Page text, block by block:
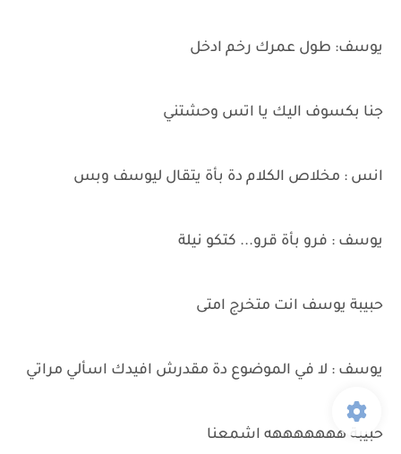
يوسف: طول عمرك رخم ادخل
جنا بكسوف اليك يا اتس وحشتني
انس : مخلاص الكلام دة بأة يتقال ليوسف وبس
يوسف : فرو بأة قرو... كتكو نيلة
حبيبة يوسف انت متخرج امتى
يوسف : لا في الموضوع دة مقدرش افيدك اسألي مراتي
حبيبة هههههههه اشمعنا